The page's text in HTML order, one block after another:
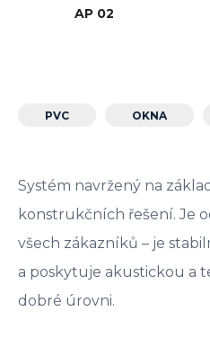
AP 02
PVC OKNA
Systém navržený na
konstrukčních řešení. Je
všech zákazníků – je
a poskytuje akustickou a
dobré úrovni.